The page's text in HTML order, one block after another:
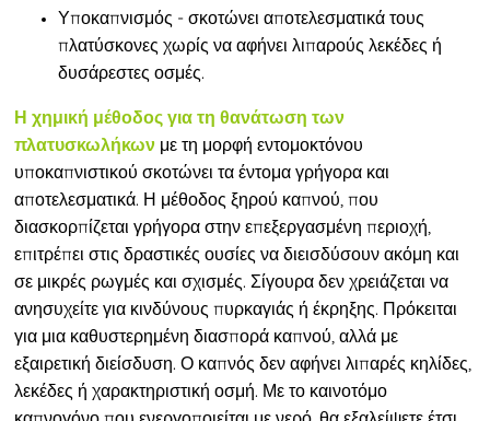
Υποκαπνισμός - σκοτώνει αποτελεσματικά τους
πλατύσκονες χωρίς να αφήνει λιπαρούς λεκέδες ή
δυσάρεστες οσμές.
Η χημική μέθοδος για τη θανάτωση των
πλατυσκωλήκων με τη μορφή εντομοκτόνου
υποκαπνιστικού σκοτώνει τα έντομα γρήγορα και
αποτελεσματικά. Η μέθοδος ξηρού καπνού, που
διασκορπίζεται γρήγορα στην επεξεργασμένη περιοχή,
επιτρέπει στις δραστικές ουσίες να διεισδύσουν ακόμη και
σε μικρές ρωγμές και σχισμές. Σίγουρα δεν χρειάζεται να
ανησυχείτε για κινδύνους πυρκαγιάς ή έκρηξης. Πρόκειται
για μια καθυστερημένη διασπορά καπνού, αλλά με
εξαιρετική διείσδυση. Ο καπνός δεν αφήνει λιπαρές κηλίδες,
λεκέδες ή χαρακτηριστική οσμή. Με το καινοτόμο